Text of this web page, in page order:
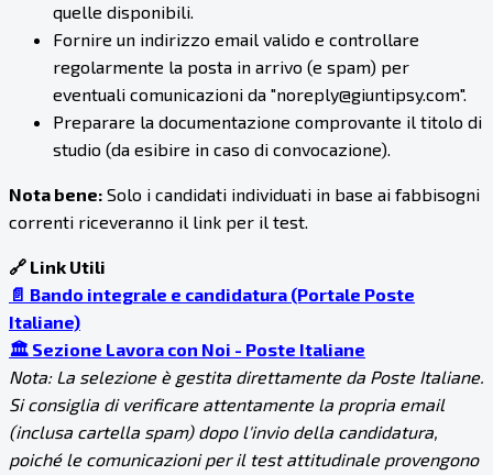
quelle disponibili.
Fornire un indirizzo email valido e controllare
regolarmente la posta in arrivo (e spam) per
eventuali comunicazioni da "noreply@giuntipsy.com".
Preparare la documentazione comprovante il titolo di
studio (da esibire in caso di convocazione).
Nota bene: Solo i candidati individuati in base ai fabbisogni
correnti riceveranno il link per il test.
🔗 Link Utili
📄 Bando integrale e candidatura (Portale Poste
Italiane)
🏛️ Sezione Lavora con Noi - Poste Italiane
Nota: La selezione è gestita direttamente da Poste Italiane.
Si consiglia di verificare attentamente la propria email
(inclusa cartella spam) dopo l'invio della candidatura,
poiché le comunicazioni per il test attitudinale provengono